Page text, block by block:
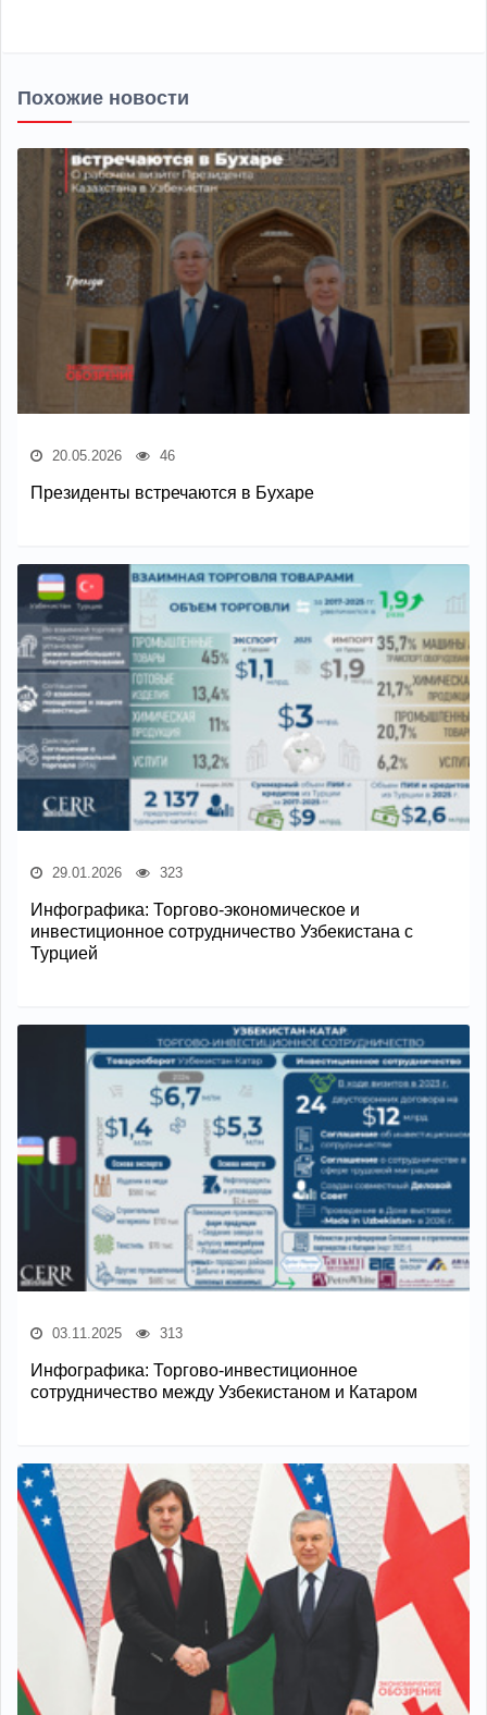
Похожие новости
20.05.2026 46
Президенты встречаются в Бухаре
29.01.2026 323
Инфографика: Торгово-экономическое и
инвестиционное сотрудничество Узбекистана с
Турцией
03.11.2025 313
Инфографика: Торгово-инвестиционное
сотрудничество между Узбекистаном и Катаром